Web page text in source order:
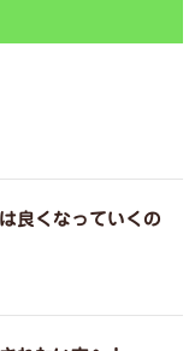
良くなっていくの